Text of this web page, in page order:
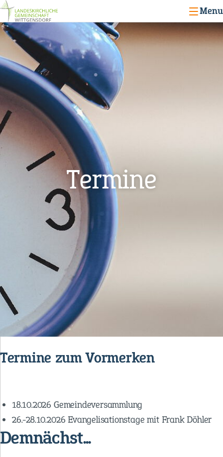
Menu
Termine
Termine zum Vormerken
18.10.2026 Gemeindeversammlung
26.-28.10.2026 Evangelisationstage mit Frank Döhler
Demnächst...